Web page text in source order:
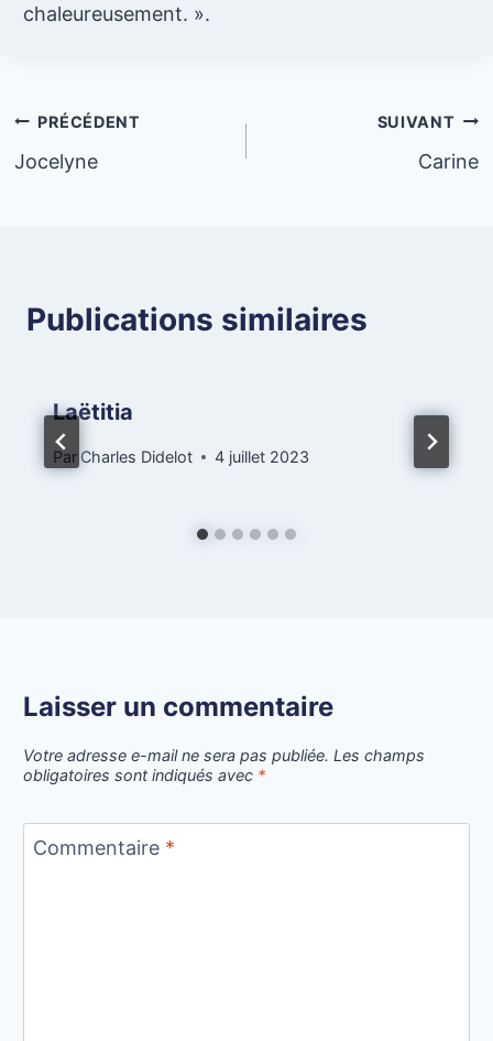
chaleureusement. ».
Navigation
de
PRÉCÉDENT
Jocelyne
SUIVANT
Carine
Publications similaires
Laëtitia
Par Charles Didelot 4 juillet 2023
Laisser un commentaire
Votre adresse e-mail ne sera pas publiée. Les champs
obligatoires sont indiqués avec *
Commentaire *